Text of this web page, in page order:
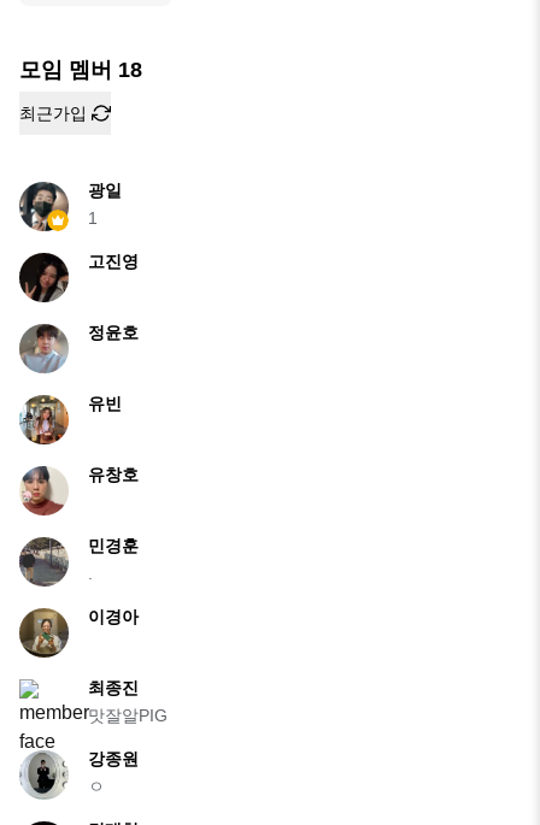
모임 멤버 18
최근가입
광일
1
고진영
정윤호
유빈
유창호
민경훈
이경아
최종진
맛잘알PIG
강종원
ㅇ